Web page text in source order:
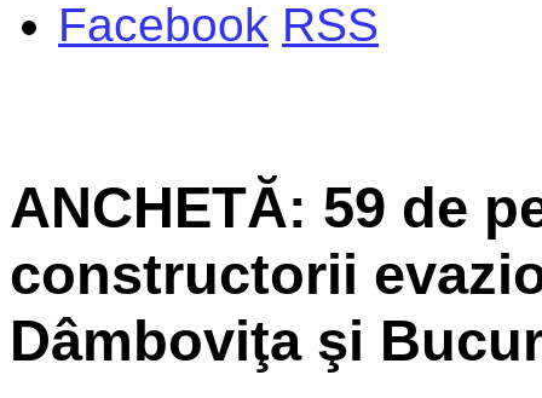
ANCHETĂ: 59 de
constructorii
Dâmboviţa şi